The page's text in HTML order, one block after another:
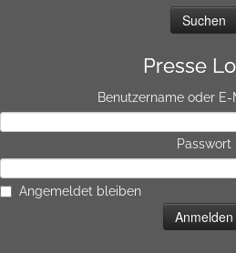
Presse
Benutzername oder
Passwort
Angemeldet bleiben